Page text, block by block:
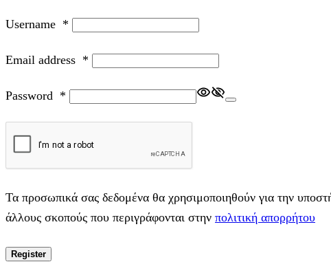
Username *
Email address *
Password *
Τα προσωπικά σας δεδομένα θα χρησιμοποιηθούν για την
άλλους σκοπούς που περιγράφονται στην πολιτική απορρήτου
Register